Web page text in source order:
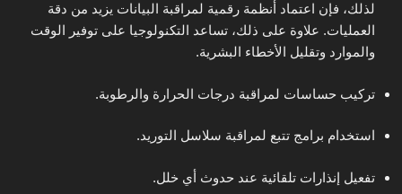
لذلك، فإن اعتماد أنظمة رقمية لمراقبة البيانات يزيد من دقة
العمليات. علاوة على ذلك، تساعد التكنولوجيا على توفير الوقت
والموارد وتقليل الأخطاء البشرية.
تركيب حساسات لمراقبة درجات الحرارة والرطوبة.
استخدام برامج تتبع لمراقبة سلاسل التوريد.
تفعيل إنذارات تلقائية عند حدوث أي خلل.